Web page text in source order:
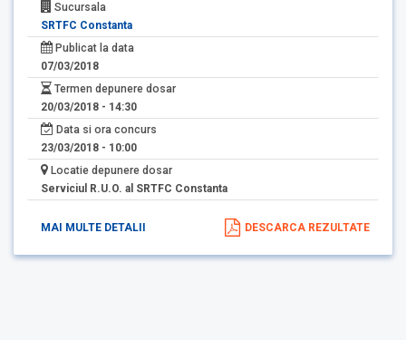
Sucursala
SRTFC Constanta
Publicat la data
07/03/2018
Termen depunere dosar
20/03/2018 - 14:30
Data si ora concurs
23/03/2018 - 10:00
Locatie depunere dosar
Serviciul R.U.O. al SRTFC Constanta
MAI MULTE DETALII DESCARCA REZULTATE